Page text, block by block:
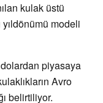
kulak üstü
modeli
piyasaya
Avro
belirtiliyor.